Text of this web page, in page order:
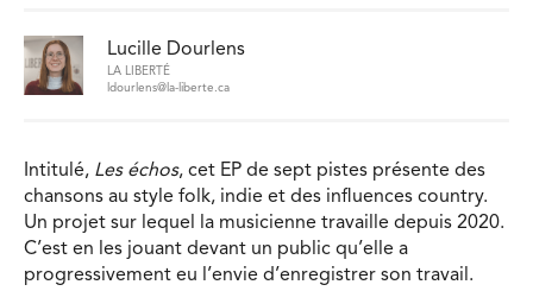
Lucille Dourlens
LA LIBERTÉ
ldourlens@la-liberte.ca
Intitulé, Les échos, cet EP de sept pistes présente des
chansons au style folk, indie et des influences country.
Un projet sur lequel la musicienne travaille depuis 2020.
C’est en les jouant devant un public qu’elle a
progressivement eu l’envie d’enregistrer son travail.